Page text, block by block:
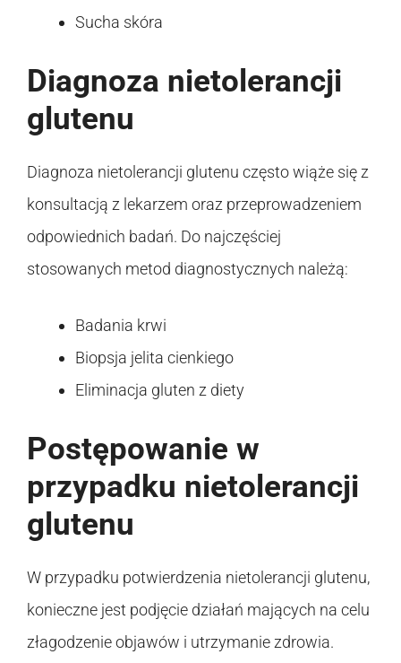
Sucha skóra
Diagnoza nietolerancji
glutenu
Diagnoza nietolerancji glutenu często wiąże się z
konsultacją z lekarzem oraz przeprowadzeniem
odpowiednich badań. Do najczęściej
stosowanych metod diagnostycznych należą:
Badania krwi
Biopsja jelita cienkiego
Eliminacja gluten z diety
Postępowanie w
przypadku nietolerancji
glutenu
W przypadku potwierdzenia nietolerancji glutenu,
konieczne jest podjęcie działań mających na celu
złagodzenie objawów i utrzymanie zdrowia.